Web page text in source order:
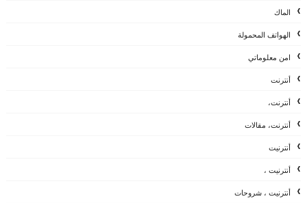
الماك
الهواتف المحمولة
امن معلوماتي
أنترنت
أنترنت،
أنترنت، مقالات
أنترنيت
أنترنيت ،
أنترنيت ، شروحات